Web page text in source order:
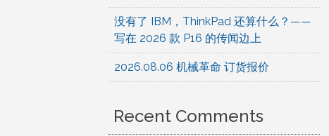
没有了 IBM，ThinkPad 还算什么？——
写在 2026 款 P16 的传闻边上
2026.08.06 机械革命 订货报价
Recent Comments